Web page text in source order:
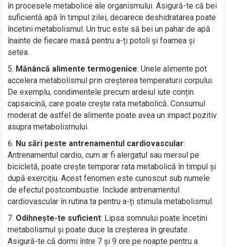
în procesele metabolice ale organismului. Asigură-te că bei
suficientă apă în timpul zilei, deoarece deshidratarea poate
încetini metabolismul. Un truc este să bei un pahar de apă
înainte de fiecare masă pentru a-ți potoli și foamea și
setea.
Mănâncă alimente termogenice: Unele alimente pot
accelera metabolismul prin creșterea temperaturii corpului.
De exemplu, condimentele precum ardeiul iute conțin
capsaicină, care poate crește rata metabolică. Consumul
moderat de astfel de alimente poate avea un impact pozitiv
asupra metabolismului.
Nu sări peste antrenamentul cardiovascular:
Antrenamentul cardio, cum ar fi alergatul sau mersul pe
bicicletă, poate crește temporar rata metabolică în timpul și
după exercițiu. Acest fenomen este cunoscut sub numele
de efectul postcombustie. Include antrenamentul
cardiovascular în rutina ta pentru a-ți stimula metabolismul.
Odihnește-te suficient: Lipsa somnului poate încetini
metabolismul și poate duce la creșterea în greutate.
Asigură-te că dormi între 7 și 9 ore pe noapte pentru a